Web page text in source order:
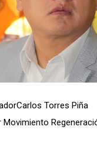
Carlos Torres Piña
Movimiento